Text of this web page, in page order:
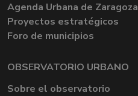
Agenda Urbana de Zaragoza
Proyectos estratégicos
Foro de municipios
OBSERVATORIO URBANO
Sobre el observatorio